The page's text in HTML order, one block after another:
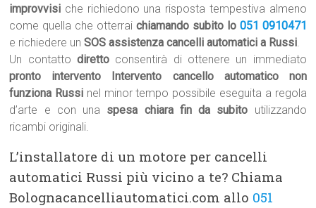
improvvisi che richiedono una risposta tempestiva almeno
come quella che otterrai chiamando subito lo 051 0910471
e richiedere unSOS assistenza cancelli automatici a Russi.
Un contattodiretto consentirà di ottenere un immediato
pronto intervento Intervento cancello automatico non
funziona Russi nel minor tempo possibile eseguita a regola
d’arte e con una spesa chiara fin da subito utilizzando
ricambi originali.
L’installatore di un motore per cancelli
automatici Russi più vicino a te? Chiama
Bolognacancelliautomatici.com allo 051